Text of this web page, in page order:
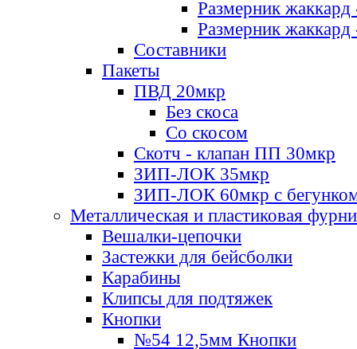
Размерник
Размерник
Составники
Пакеты
ПВД 20мкр
Без скоса
Со скосом
Скотч - клапан ПП 30мкр
ЗИП-ЛОК 35мкр
ЗИП-ЛОК 60мкр с
Металлическая и пластиковая
Вешалки-цепочки
Застежки для бейсболки
Карабины
Клипсы для подтяжек
Кнопки
№54 12,5мм Кнопки